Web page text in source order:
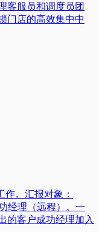
客服员和调度员团
门店的高效集中中
作。汇报对象：
经理（远程）。一
的客户成功经理加入